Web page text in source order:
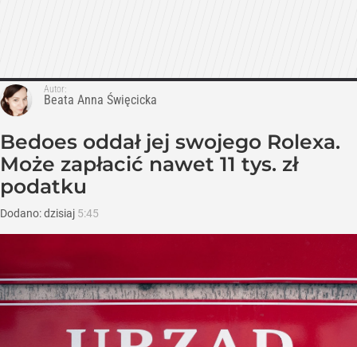
Autor:
Beata Anna Święcicka
Bedoes oddał jej swojego Rolexa.
Może zapłacić nawet 11 tys. zł
podatku
Dodano:dzisiaj 5:45